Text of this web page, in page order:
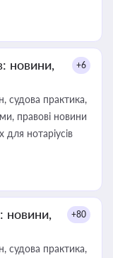
новини,
+6
судова практика,
правові новини
нотаріусів
новини,
+80
судова практика,